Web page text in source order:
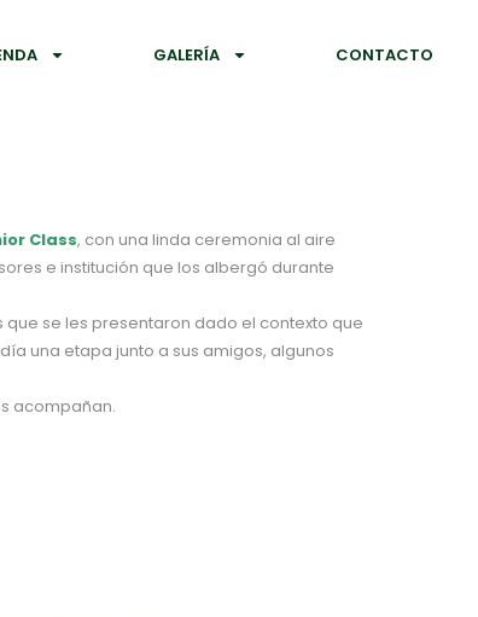
GALERÍA
CONTACTO
Class, con una linda ceremonia al aire
e institución que los albergó durante
que se les presentaron dado el contexto que
una etapa junto a sus amigos, algunos
acompañan.